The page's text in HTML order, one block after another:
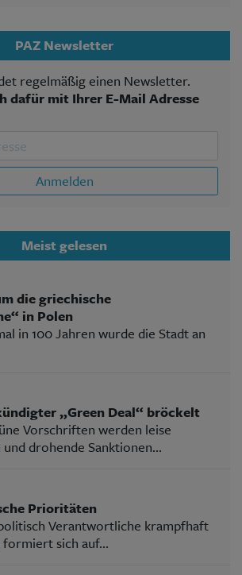
PAZ Newsletter
regelmäßig einen Newsletter.
dafür mit Ihrer E-Mail Adresse
Anmelden
Meist gelesen
die griechische
in Polen
in 100 Jahren wurde die Stadt an
„Green Deal“ bröckelt
Vorschriften werden leise
drohende Sanktionen...
Prioritäten
Verantwortliche krampfhaft
sich auf...